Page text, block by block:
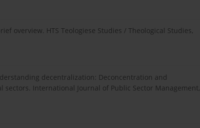
overview. HTS Teologiese Studies / Theological Studies,
decentralization: Deconcentration and
International Journal of Public Sector Management,